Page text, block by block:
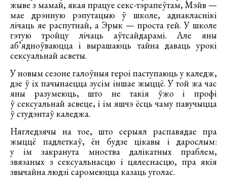
жыве з мамай, якая працуе секс-тэрапеўтам, Мэйв —
мае дрэнную рэпутацыю ў школе, аднакласнікі
лічаць яе распутнай, а Эрык — проста гей. У школе
гэтую тройцу лічаць аўтсайдарамі. Але яны
аб’ядноўваюцца і вырашаюць тайна даваць урокі
сексуальнай асветы.
У новым сезоне галоўныя героі паступаюць у каледж,
дзе ў іх пачынаецца зусім іншае жыццё. У той жа час
яны разумеюць, што не такія ўжо і профі
ў сексуальнай асвеце, і ім яшчэ ёсць чаму павучыцца
ў студэнтаў каледжа.
Нягледзячы на тое, што серыял распавядае пра
жыццё падлеткаў, ён будзе цікавы і дарослым:
у ім закранута мноства далікатных праблем,
звязаных з сексуальнасцю і цялеснасцю, пра якія
звычайна людзі саромеюцца казаць уголас.